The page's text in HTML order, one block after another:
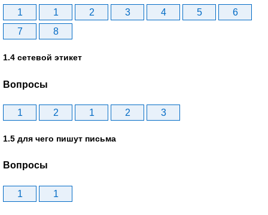
1 1 2 3 4 5
6
7
8
1.4 сетевой этикет
Вопросы
1 2 1 2 3
1.5 для чего пишут письма
Вопросы
1 1